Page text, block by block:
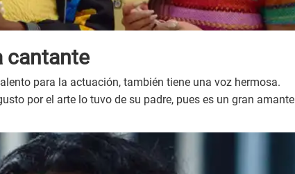
cantante
para la actuación, también tiene una voz hermosa.
por el arte lo tuvo de su padre, pues es un gran amante